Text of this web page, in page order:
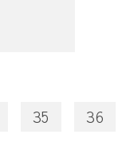
35
36